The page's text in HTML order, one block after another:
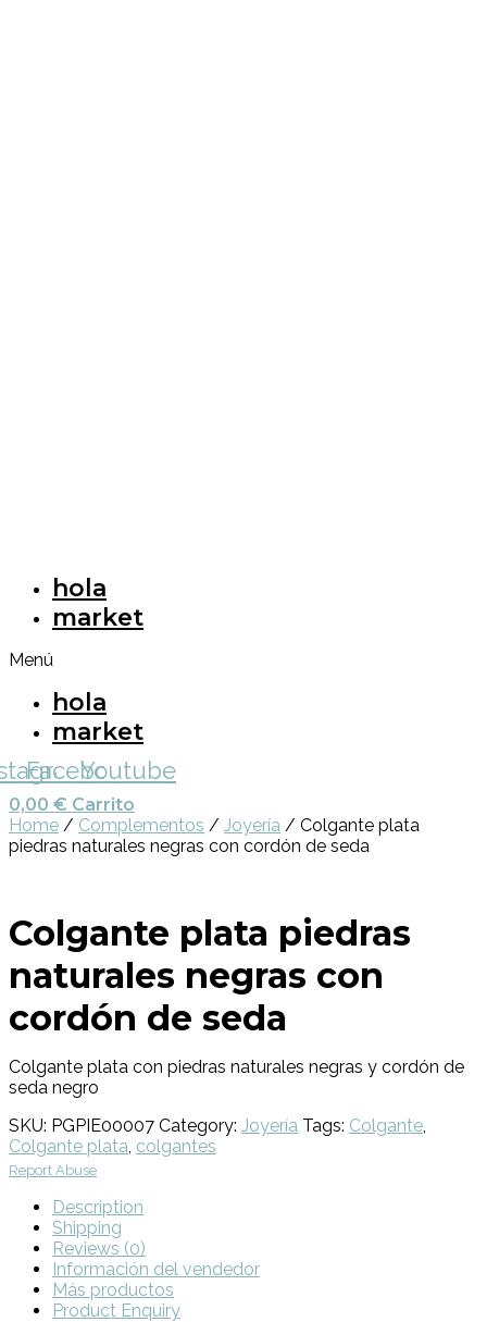
hola
market
Menú
hola
market
Facebook
Youtube
0,00 € Carrito
Home / Complementos / Joyería / Colgante plata
piedras naturales negras con cordón de seda
Colgante plata piedras
naturales negras con
cordón de seda
Colgante plata con piedras naturales negras y cordón de
seda negro
SKU: PGPIE00007 Category: Joyería Tags: Colgante,
Colgante plata, colgantes
Report Abuse
Description
Shipping
Reviews (0)
Información del vendedor
Más productos
Product Enquiry